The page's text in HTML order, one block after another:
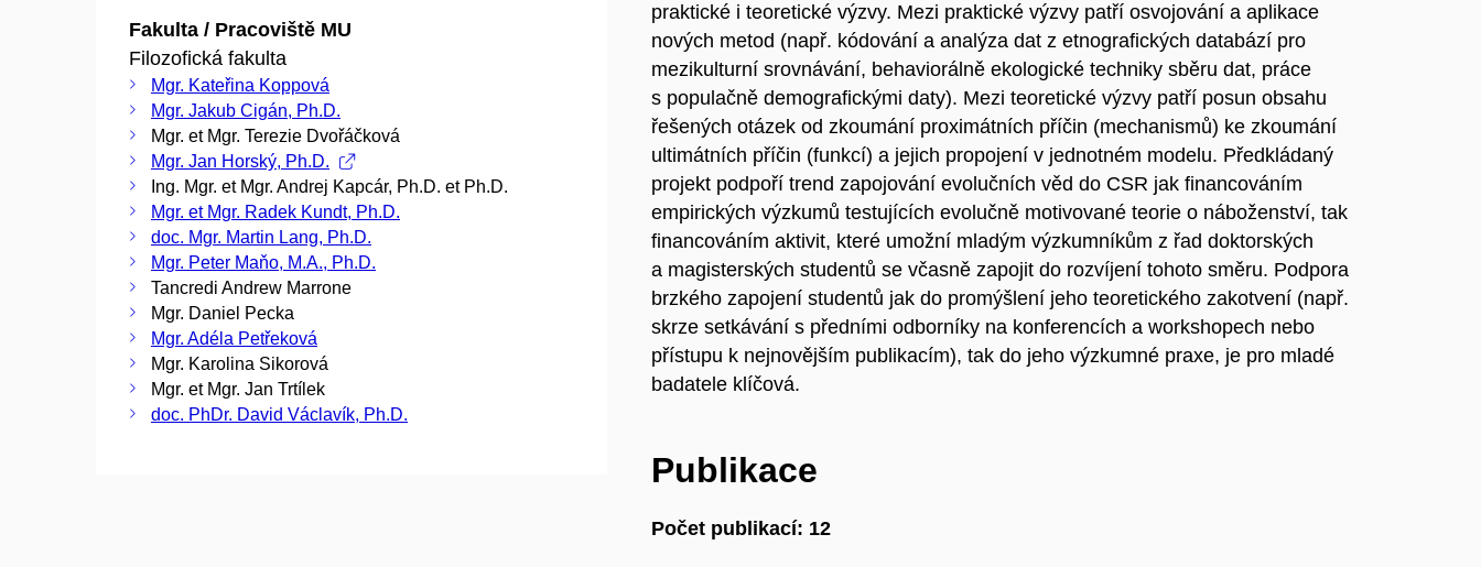
Fakulta / Pracoviště MU
Filozofická fakulta
Mgr. Kateřina Koppová
Mgr. Jakub Cigán, Ph.D.
Mgr. et Mgr. Terezie Dvořáčková
Mgr. Jan Horský, Ph.D.
Ing. Mgr. et Mgr. Andrej Kapcár, Ph.D. et Ph.D.
Mgr. et Mgr. Radek Kundt, Ph.D.
doc. Mgr. Martin Lang, Ph.D.
Mgr. Peter Maňo, M.A., Ph.D.
Tancredi Andrew Marrone
Mgr. Daniel Pecka
Mgr. Adéla Petřeková
Mgr. Karolina Sikorová
Mgr. et Mgr. Jan Trtílek
doc. PhDr. David Václavík, Ph.D.
praktické i teoretické výzvy. Mezi praktické výzvy patří osvojování a aplikace
nových metod (např. kódování a analýza dat z etnografických databází pro
mezikulturní srovnávání, behaviorálně ekologické techniky sběru dat, práce
s populačně demografickými daty). Mezi teoretické výzvy patří posun obsahu
řešených otázek od zkoumání proximátních příčin (mechanismů) ke zkoumání
ultimátních příčin (funkcí) a jejich propojení v jednotném modelu. Předkládaný
projekt podpoří trend zapojování evolučních věd do CSR jak financováním
empirických výzkumů testujících evolučně motivované teorie o náboženství, tak
financováním aktivit, které umožní mladým výzkumníkům z řad doktorských
a magisterských studentů se včasně zapojit do rozvíjení tohoto směru. Podpora
brzkého zapojení studentů jak do promýšlení jeho teoretického zakotvení (např.
skrze setkávání s předními odborníky na konferencích a workshopech nebo
přístupu k nejnovějším publikacím), tak do jeho výzkumné praxe, je pro mladé
badatele klíčová.
Publikace
Počet publikací: 12